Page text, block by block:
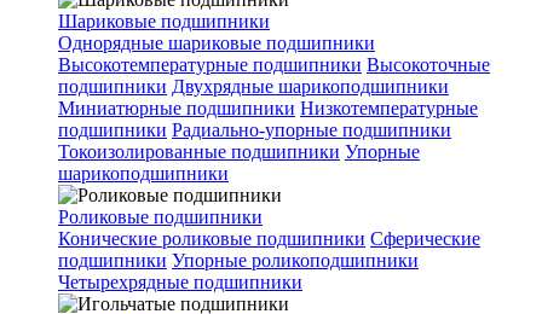
Шариковые подшипники
Однорядные шариковые подшипники
Высокотемпературные подшипники Высокоточные
подшипники Двухрядные шарикоподшипники
Миниатюрные подшипники Низкотемпературные
подшипники Радиально-упорные подшипники
Токоизолированные подшипники Упорные
шарикоподшипники
Роликовые подшипники
Конические роликовые подшипники Сферические
подшипники Упорные роликоподшипники
Четырехрядные подшипники